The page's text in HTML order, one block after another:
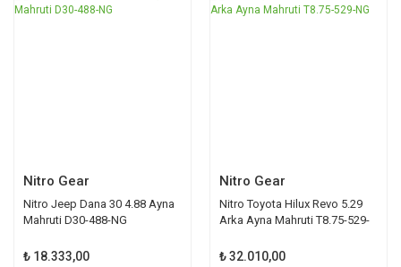
Nitro Gear
Nitro Jeep Dana 30 4.88 Ayna
Mahruti D30-488-NG
₺ 18.333,00
Nitro Gear
Nitro Toyota Hilux Revo 5.29
Arka Ayna Mahruti T8.75-529-
₺ 32.010,00